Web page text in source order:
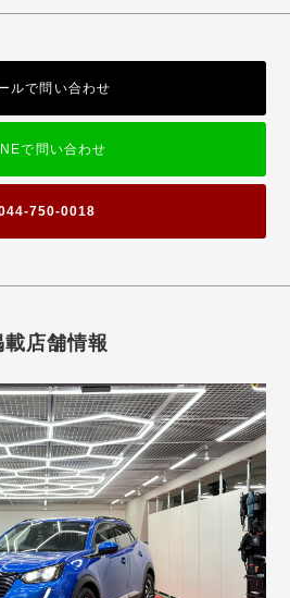
ルで問い合わせ
750-0018
載店舗情報